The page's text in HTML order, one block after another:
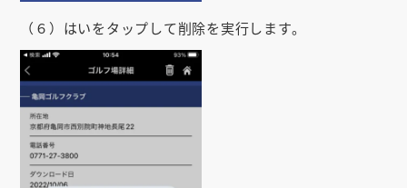
（６）はいをタップして削除を実行します。